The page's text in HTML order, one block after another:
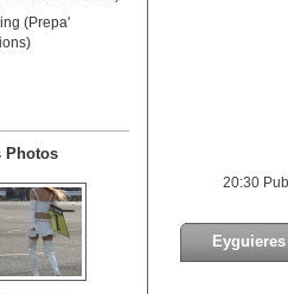
(Prepa'
Photos
20:30
Eyguieres